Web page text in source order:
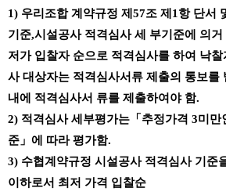
1) 우리조합 계약규정 제 57조 제 1 항 단서
기준,시설공사 적격심사 세 부기준에 의거
저가 입찰자 순으로 적격심사를 하여 낙
사 대상자는 적격심사서류 제출의 통보를
내에 적격심사서 류를 제출하여야 함.
2) 적격심사 세부평가는 「 추정가격 3미만
준 」 에 따라 평가함.
3) 수협계약규정 시설공사 적격심사 기준
이하로서 최저 가격 입찰순